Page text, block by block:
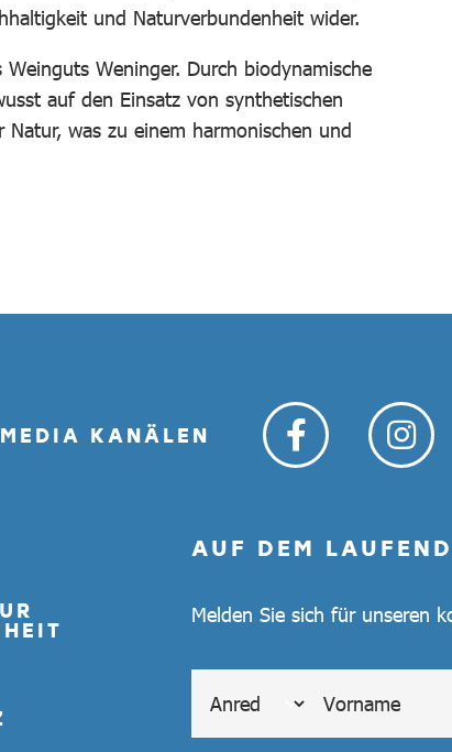
und Naturverbundenheit wider.
Weninger. Durch biodynamische
auf den Einsatz von synthetischen
was zu einem harmonischen und
KANÄLEN
AUF DEM
Melden Sie sich für unseren